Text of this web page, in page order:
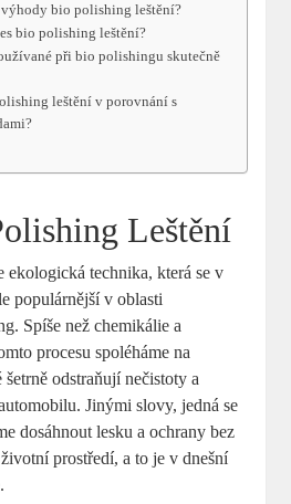
bio polishing leštění?
bio polishing leštění?
při bio polishingu skutečně
leštění v porovnání s
Leštění
technika, která se v
populárnější v oblasti
Spíše než chemikálie a
procesu spoléháme na
odstraňují nečistoty a
Jinými slovy, jedná se
dosáhnout lesku a ochrany bez
prostředí, a to je v dnešní